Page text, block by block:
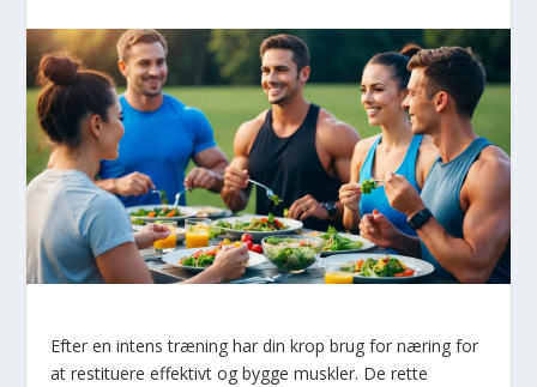
Efter en intens træning har din krop brug for næring for
at restituere effektivt og bygge muskler. De rette